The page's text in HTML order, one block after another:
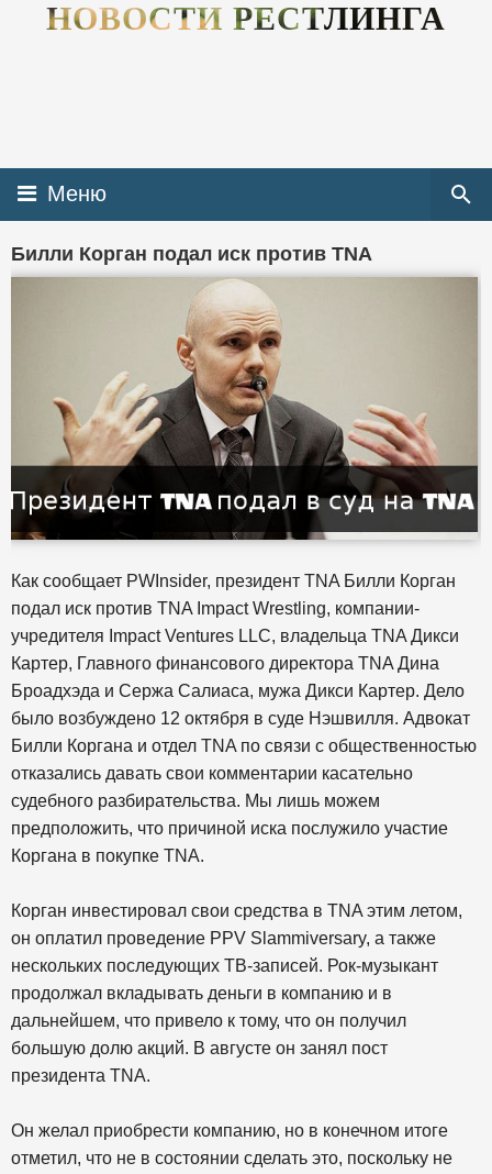
НОВОСТИ РЕСТЛИНГА
Меню
Билли Корган подал иск против TNA
Как сообщает PWInsider, президент TNA Билли Корган
подал иск против TNA Impact Wrestling, компании-
учредителя Impact Ventures LLC, владельца TNA Дикси
Картер, Главного финансового директора TNA Дина
Броадхэда и Сержа Салиаса, мужа Дикси Картер. Дело
было возбуждено 12 октября в суде Нэшвилля. Адвокат
Билли Коргана и отдел TNA по связи с общественностью
отказались давать свои комментарии касательно
судебного разбирательства. Мы лишь можем
предположить, что причиной иска послужило участие
Коргана в покупке TNA.
Корган инвестировал свои средства в TNA этим летом,
он оплатил проведение PPV Slammiversary, а также
нескольких последующих ТВ-записей. Рок-музыкант
продолжал вкладывать деньги в компанию и в
дальнейшем, что привело к тому, что он получил
большую долю акций. В августе он занял пост
президента TNA.
Он желал приобрести компанию, но в конечном итоге
отметил, что не в состоянии сделать это, поскольку не